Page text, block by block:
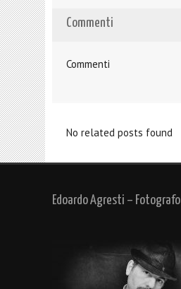
Commenti
Commenti
No related posts found
Edoardo Agresti – Fotografo